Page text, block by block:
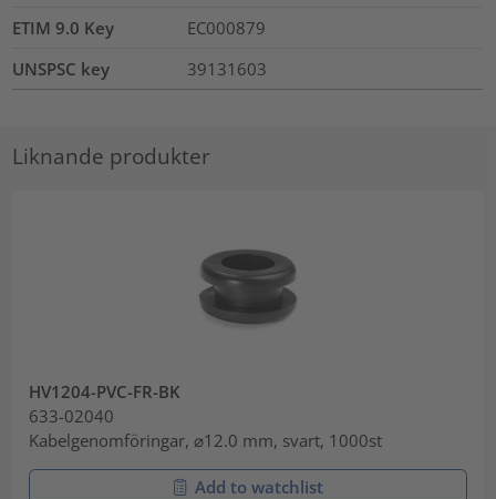
ETIM 9.0 Key
EC000879
UNSPSC key
39131603
Liknande produkter
HV1204-PVC-FR-BK
633-02040
Kabelgenomföringar, ⌀12.0 mm, svart, 1000st
Add to watchlist